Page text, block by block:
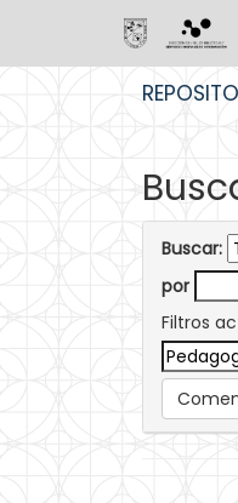
Buscar:
por
Filtros